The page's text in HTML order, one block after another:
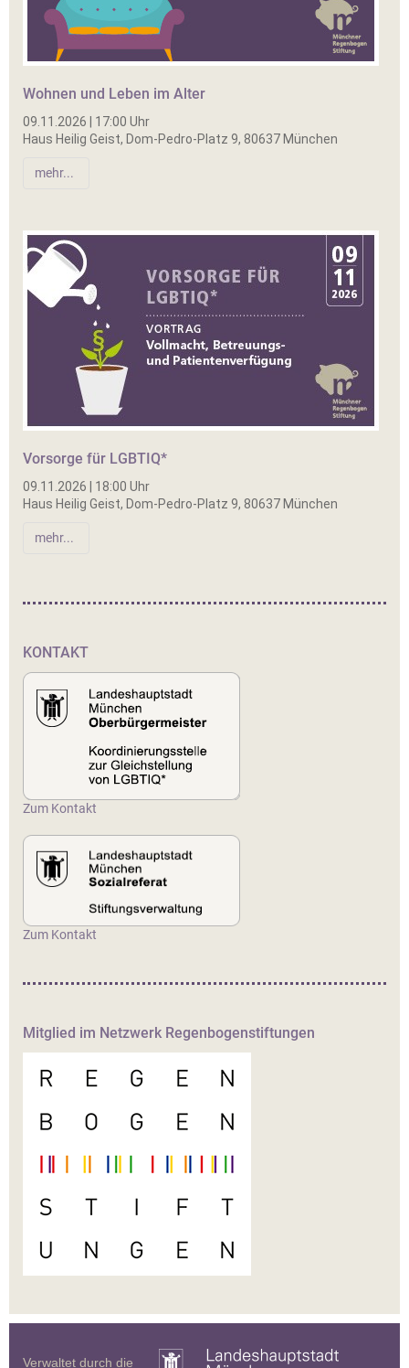
Wohnen und Leben im Alter
09.11.2026 | 17:00 Uhr
Haus Heilig Geist, Dom-Pedro-Platz 9, 80637 München
mehr...
Vorsorge für LGBTIQ*
09.11.2026 | 18:00 Uhr
Haus Heilig Geist, Dom-Pedro-Platz 9, 80637 München
mehr...
KONTAKT
Zum Kontakt
Zum Kontakt
Mitglied im Netzwerk Regenbogenstiftungen
Verwaltet durch die